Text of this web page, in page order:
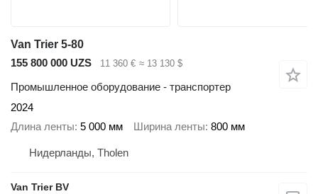
Van Trier 5-80
155 800 000 UZS
11 360 € ≈ 13 130 $
Промышленное оборудование - транспортер
2024
Длина ленты 5 000 мм Ширина ленты 800 мм
Нидерланды, Tholen
Van Trier BV